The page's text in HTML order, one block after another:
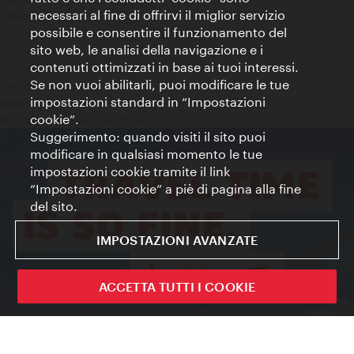
Colophon
Dichiarazione sulla protezione dei dati
Terms of Use
Accessibilità
Contatto stampa
Impostazioni cookie
© Copyright WienTourismus
necessari al fine di offrirvi il miglior servizio
possibile e consentire il funzionamento del
sito web, le analisi della navigazione e i
contenuti ottimizzati in base ai tuoi interessi.
Se non vuoi abilitarli, puoi modificare le tue
impostazioni standard in “Impostazioni
cookie”.
Suggerimento: quando visiti il sito puoi
modificare in qualsiasi momento le tue
impostazioni cookie tramite il link
“Impostazioni cookie” a piè di pagina alla fine
del sito.
IMPOSTAZIONI AVANZATE
ACCETTA TUTTI I COOKIE